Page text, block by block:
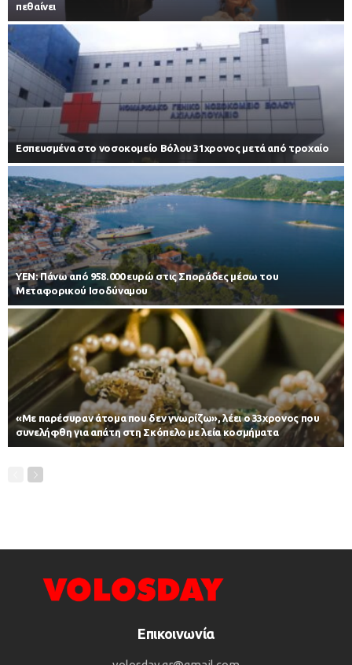
πεθαίνει
Εσπευσμένα στο νοσοκομείο Βόλου 31χρονος μετά από τροχαίο
ΥΕΝ: Πάνω από 958.000 ευρώ στις Σποράδες μέσω του
Μεταφορικού Ισοδύναμου
«Με παρέσυραν άτομα που δεν γνωρίζω», λέει ο 33χρονος που
συνελήφθη για απάτη στη Σκόπελο με λεία κοσμήματα
Επικοινωνία